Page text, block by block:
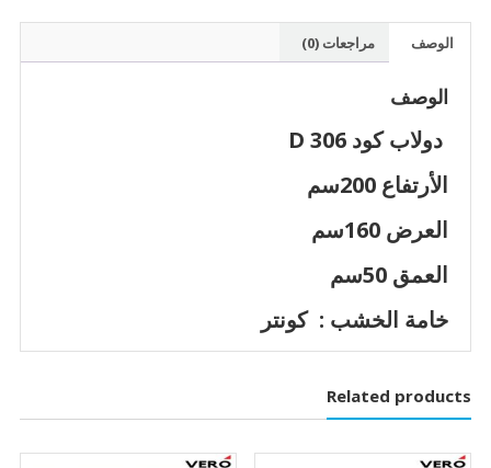
الوصف مراجعات (0)
الوصف
دولاب كود D 306
الأرتفاع 200سم
العرض 160سم
العمق 50سم
خامة الخشب : كونتر
Related products